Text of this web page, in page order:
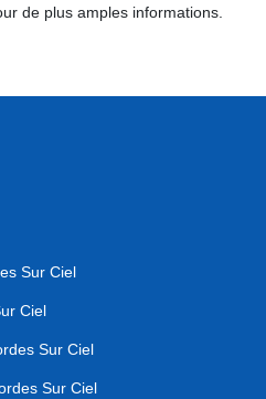
de plus amples informations.
Sur Ciel
Ciel
Sur Ciel
Sur Ciel